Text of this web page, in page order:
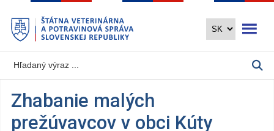
hlavný
obsah
Zhabanie malých
prežúvavcov v obci Kúty